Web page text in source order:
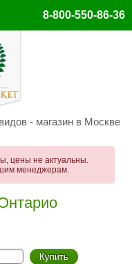
8-800-550-86-36
- магазин в Москве
цены не актуальны.
менеджерам.